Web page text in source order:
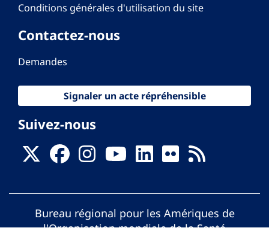
Conditions générales d'utilisation du site
Contactez-nous
Demandes
Signaler un acte répréhensible
Suivez-nous
Bureau régional pour les Amériques de
l'Organisation mondiale de la Santé